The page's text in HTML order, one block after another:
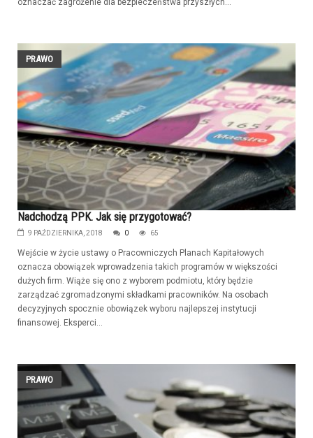
PRAWO
Nadchodzą PPK. Jak się przygotować?
9 PAŹDZIERNIKA, 2018 0 65
Wejście w życie ustawy o Pracowniczych Planach Kapitałowych
oznacza obowiązek wprowadzenia takich programów w większości
dużych firm. Wiąże się ono z wyborem podmiotu, który będzie
zarządzać zgromadzonymi składkami pracowników. Na osobach
decyzyjnych spocznie obowiązek wyboru najlepszej instytucji
finansowej. Eksperci...
PRAWO